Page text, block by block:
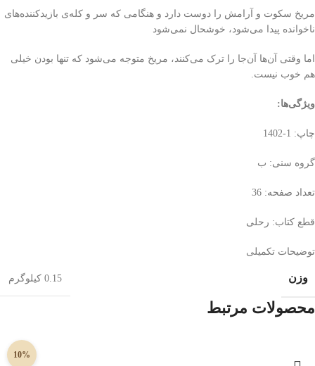
مریخ سکوت و آرامش را دوست دارد و هنگامی که سر و کله‌ی بازیدکننده‌های
ناخوانده پیدا می‌شود، خوشحال نمی‌شود
اما وقتی آن‌ها آن‌جا را ترک می‌کنند، مریخ متوجه می‌شود که تنها بودن خیلی
هم خوب نیست.
ویژگی‌ها:
چاپ: 1-1402
گروه سنی: ب
تعداد صفحه: 36
قطع کتاب: رحلی
توضیحات تکمیلی
وزن 0.15 کیلوگرم
محصولات مرتبط
10%